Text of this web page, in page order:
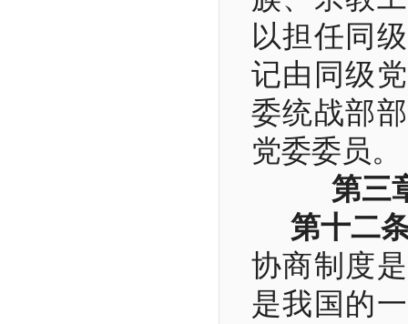
以担任同
记由同级
委统战部
党委委员。
第三
第十二
协商制度
是我国的